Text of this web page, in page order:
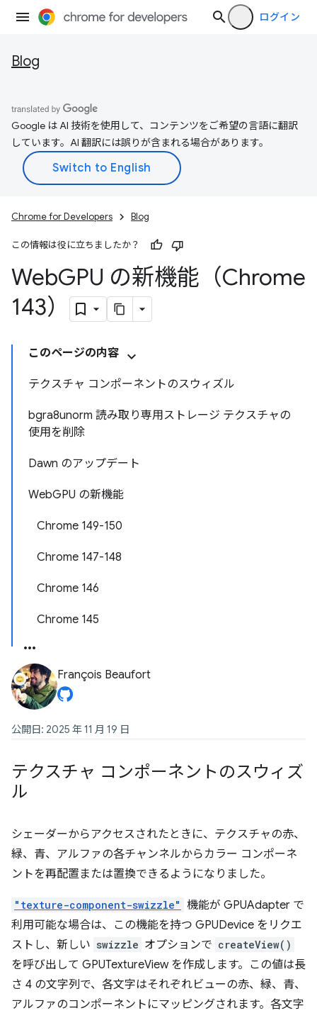
ログイン
Blog
Google は AI 技術を使用して、コンテンツをご希望の言語に翻訳
しています。AI 翻訳には誤りが含まれる場合があります。
Chrome for Developers Blog
この情報は役に立ちましたか？
WebGPU の新機能（Chrome
143）
このページの内容
テクスチャ コンポーネントのスウィズル
bgra8unorm 読み取り専用ストレージ テクスチャの
使用を削除
Dawn のアップデート
WebGPU の新機能
Chrome 149-150
Chrome 147-148
Chrome 146
Chrome 145
François Beaufort
公開日: 2025 年 11 月 19 日
テクスチャ コンポーネントのスウィズ
ル
シェーダーからアクセスされたときに、テクスチャの赤、
緑、青、アルファの各チャンネルからカラー コンポーネ
ントを再配置または置換できるようになりました。
"texture-component-swizzle" 機能が GPUAdapter で
利用可能な場合は、この機能を持つ GPUDevice をリクエ
ストし、新しい swizzle オプションで createView()
を呼び出して GPUTextureView を作成します。この値は長
さ 4 の文字列で、各文字はそれぞれビューの赤、緑、青、
アルファのコンポーネントにマッピングされます。各文字